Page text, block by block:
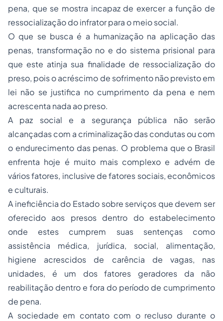
pena, que se mostra incapaz de exercer a função de
ressocialização do infrator para o meio social.
O que se busca é a humanização na aplicação das
penas, transformação no e do sistema prisional para
que este atinja sua finalidade de ressocialização do
preso, pois o acréscimo de sofrimento não previsto em
lei não se justifica no cumprimento da pena e nem
acrescenta nada ao preso.
A paz social e a segurança pública não serão
alcançadas com a criminalização das condutas ou com
o endurecimento das penas. O problema que o Brasil
enfrenta hoje é muito mais complexo e advém de
vários fatores, inclusive de fatores sociais, econômicos
e culturais.
A ineficiência do Estado sobre serviços que devem ser
oferecido aos presos dentro do estabelecimento
onde estes cumprem suas sentenças como
assistência médica, jurídica, social, alimentação,
higiene acrescidos de carência de vagas, nas
unidades, é um dos fatores geradores da não
reabilitação dentro e fora do período de cumprimento
de pena.
A sociedade em contato com o recluso durante o